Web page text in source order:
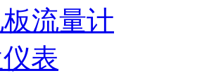
流量计
表